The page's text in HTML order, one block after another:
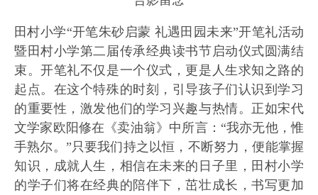
田村小学“开笔朱砂启蒙 礼遇田园未来”开笔礼活动
暨田村小学第二届传承经典读书节启动仪式圆满结
束。开笔礼不仅是一个仪式，更是人生求知之路的
起点。在这个特殊的时刻，引导孩子们认识到学习
的重要性，激发他们的学习兴趣与热情。正如宋代
文学家欧阳修在《卖油翁》中所言：“我亦无他，惟
手熟尔。”只要我们持之以恒，不断努力，便能掌握
知识，成就人生，相信在未来的日子里，田村小学
的学子们将在经典的陪伴下，茁壮成长，书写更加